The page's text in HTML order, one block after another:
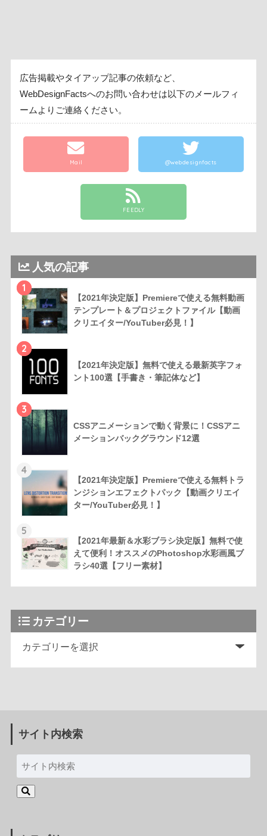
広告掲載やタイアップ記事の依頼など、
WebDesignFactsへのお問い合わせは以下のメールフィ
ームよりご連絡ください。
Mail @webdesignfacts
FEEDLY
人気の記事
1
【2021年決定版】Premiereで使える無料動画
テンプレート＆プロジェクトファイル【動画
クリエイター/YouTuber必見！】
2
【2021年決定版】無料で使える最新英字フォ
ント100選【手書き・筆記体など】
3
CSSアニメーションで動く背景に！CSSアニ
メーションバックグラウンド12選
4
【2021年決定版】Premiereで使える無料トラ
ンジションエフェクトパック【動画クリエイ
ター/YouTuber必見！】
5
【2021年最新＆水彩ブラシ決定版】無料で使
えて便利！オススメのPhotoshop水彩画風ブ
ラシ40選【フリー素材】
カテゴリー
サイト内検索